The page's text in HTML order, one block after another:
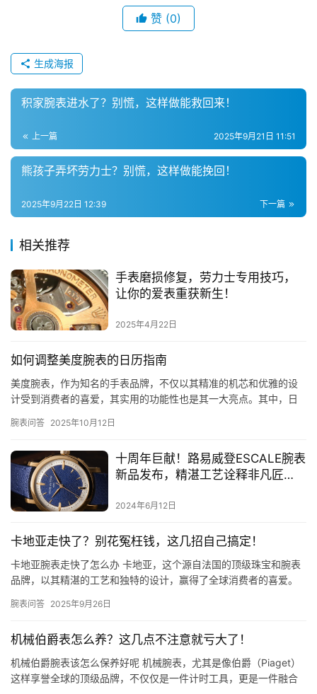
腕
问
赞 (0)
生成海报
积家腕表进水了？别慌，这样做能救回来！
上一篇 2025年9月21日 11:51
熊孩子弄坏劳力士？别慌，这样做能挽回！
下一篇
2025年9月22日 12:39
相关推荐
手表磨损修复，劳力士专用技巧，
让你的爱表重获新生！
2025年4月22日
如何调整美度腕表的日历指南
美度腕表，作为知名的手表品牌，不仅以其精准的机芯和优雅的设
计受到消费者的喜爱，其实用的功能性也是其一大亮点。其中，日
美度腕…
腕表问答 2025年10月12日
十周年巨献！路易威登ESCALE腕表
新品发布，精湛工艺诠释非凡匠
2024年6月12日
卡地亚走快了？别花冤枉钱，这几招自己搞定！
卡地亚腕表走快了怎么办 卡地亚，这个源自法国的顶级珠宝和腕表
品牌，以其精湛的工艺和独特的设计，赢得了全球消费者的喜爱。
那么…
腕表问答 2025年9月26日
机械伯爵表怎么养？这几点不注意就亏大了！
机械伯爵腕表该怎么保养好呢 机械腕表，尤其是像伯爵（Piaget）
这样享誉全球的顶级品牌，不仅仅是一件计时工具，更是一件融合